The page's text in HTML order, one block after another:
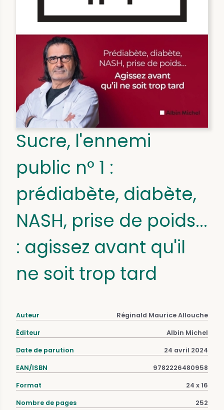
Sucre, l'ennemi
public n° 1 :
prédiabète, diabète,
NASH, prise de poids...
: agissez avant qu'il
ne soit trop tard
Auteur Réginald Maurice Allouche
Éditeur Albin Michel
Date de parution 24 avril 2024
EAN/ISBN 9782226480958
Format 24 x 16
Nombre de pages 252